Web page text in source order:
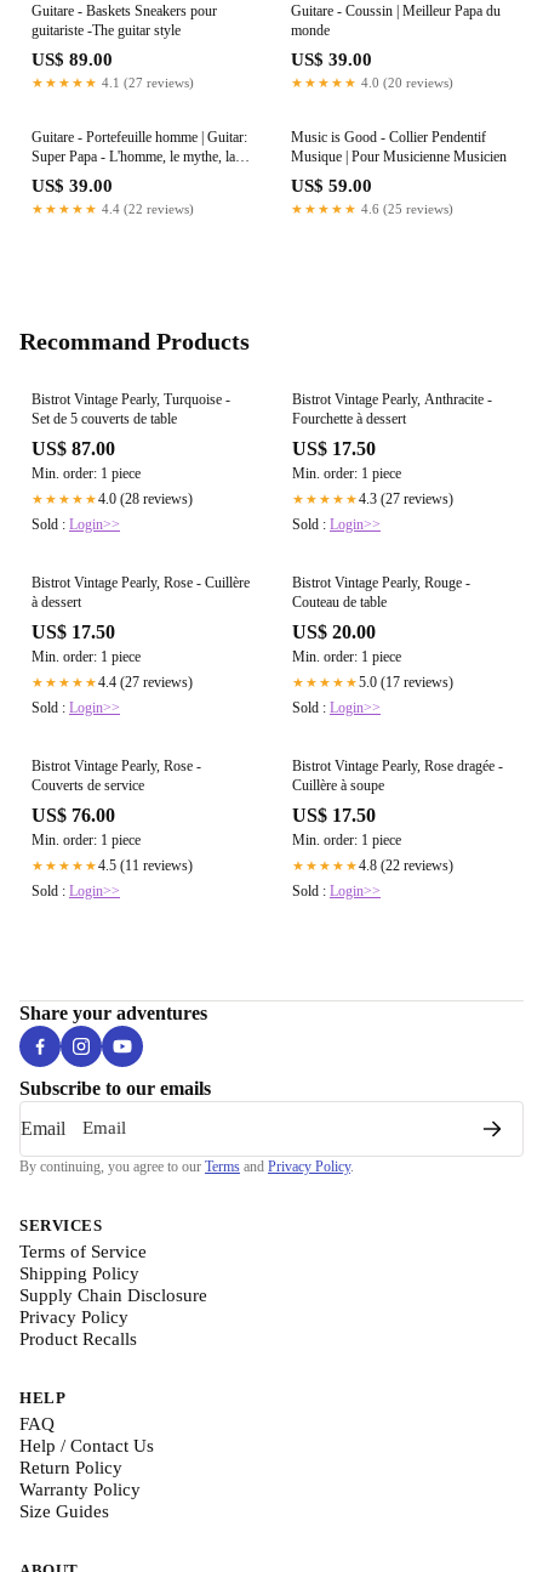
Guitare - Baskets Sneakers pour
guitariste -The guitar style
US$ 89.00
★★★★★ 4.1 (27 reviews)
Guitare - Coussin | Meilleur Papa du
monde
US$ 39.00
★★★★★ 4.0 (20 reviews)
Guitare - Portefeuille homme | Guitar:
Super Papa - L'homme, le mythe, la
légende
US$ 39.00
★★★★★ 4.4 (22 reviews)
Music is Good - Collier Pendentif
Musique | Pour Musicienne Musicien
US$ 59.00
★★★★★ 4.6 (25 reviews)
Recommand Products
Bistrot Vintage Pearly, Turquoise -
Set de 5 couverts de table
US$ 87.00
Min. order: 1 piece
★★★★★4.0 (28 reviews)
Sold : Login>>
Bistrot Vintage Pearly, Anthracite -
Fourchette à dessert
US$ 17.50
Min. order: 1 piece
★★★★★4.3 (27 reviews)
Sold : Login>>
Bistrot Vintage Pearly, Rose - Cuillère
à dessert
US$ 17.50
Min. order: 1 piece
★★★★★4.4 (27 reviews)
Sold : Login>>
Bistrot Vintage Pearly, Rouge -
Couteau de table
US$ 20.00
Min. order: 1 piece
★★★★★5.0 (17 reviews)
Sold : Login>>
Bistrot Vintage Pearly, Rose -
Couverts de service
US$ 76.00
Min. order: 1 piece
★★★★★4.5 (11 reviews)
Sold : Login>>
Bistrot Vintage Pearly, Rose dragée -
Cuillère à soupe
US$ 17.50
Min. order: 1 piece
★★★★★4.8 (22 reviews)
Sold : Login>>
Share your adventures
Subscribe to our emails
Email
By continuing, you agree to our Terms and Privacy Policy.
SERVICES
Terms of Service
Shipping Policy
Supply Chain Disclosure
Privacy Policy
Product Recalls
HELP
FAQ
Help / Contact Us
Return Policy
Warranty Policy
Size Guides